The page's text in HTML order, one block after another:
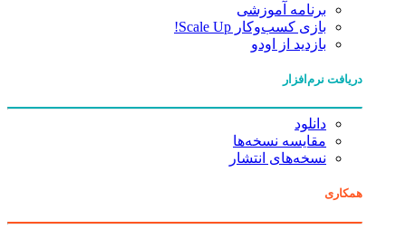
برنامه آموزشی
بازی کسب‌وکار Scale Up!
بازدید از اودو
دریافت نرم‌افزار
دانلود
مقایسه نسخه‌ها
نسخه‌های انتشار
همکاری